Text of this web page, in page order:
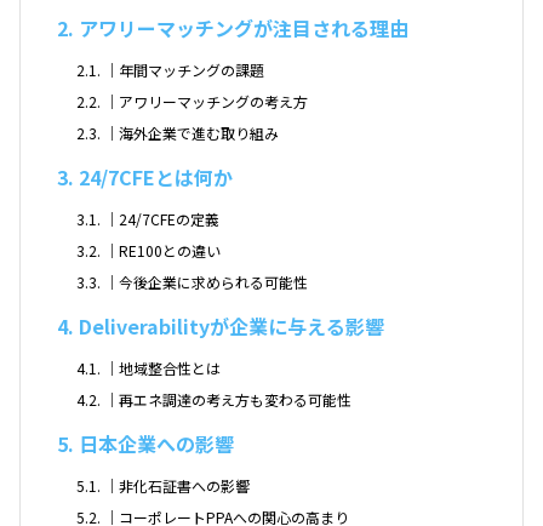
2 アワリーマッチングが注目される理由
2.1
｜年間マッチングの課題
2.2
｜アワリーマッチングの考え方
2.3
｜海外企業で進む取り組み
3 24/7CFEとは何か
3.1
｜24/7CFEの定義
3.2
｜RE100との違い
3.3
｜今後企業に求められる可能性
4 Deliverabilityが企業に与える影響
4.1
｜地域整合性とは
4.2
｜再エネ調達の考え方も変わる可能性
5 日本企業への影響
5.1
｜非化石証書への影響
5.2
｜コーポレートPPAへの関心の高まり